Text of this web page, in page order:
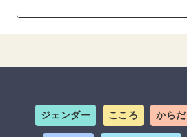
ジェンダー こころ からだ